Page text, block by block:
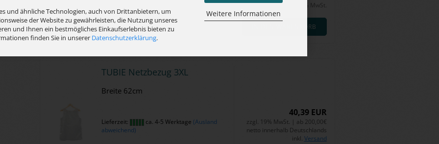
und ähnliche Technologien, auch von Drittanbietern, um
der Website zu gewährleisten, die Nutzung unseres
und Ihnen ein bestmögliches Einkaufserlebnis bieten zu
finden Sie in unserer Datenschutzerklärung.
Weitere Informationen
48,06 EUR inkl. 19% MwSt.
IN DEN WARENKORB
TUBIE Netz­be­zug 3XL
Brei­te 62cm
Lieferzeit: ca. 4-5 Werktage (Ausland
abweichend)
40,39 EUR
zzgl. 19% MwSt. | ab 200,00€
netto innerhalb Deutschlands
inkl. Versand